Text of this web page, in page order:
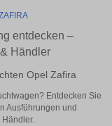
entdecken –
Händler
Opel Zafira
Entdecken Sie
Ausführungen und